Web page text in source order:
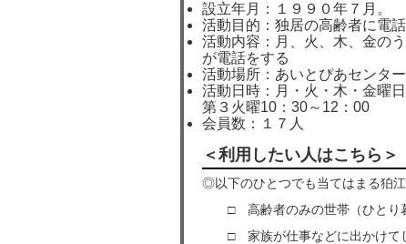
設立年月：１９９０年７月。
活動目的：独居の高齢者に電
活動内容：月、火、木、金の
が電話をする
活動場所：あいとぴあセンター
活動日時：月・火・木・金曜
第３火曜10：30～12：00
会員数：１７人
＜利用したい人はこちら＞
◎以下のひとつでも当てはまる狛
□ 高齢者のみの世帯（ひとり暮
□ 家族が仕事などに出かけてし